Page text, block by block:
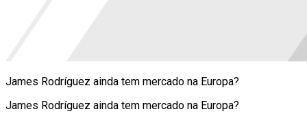
James Rodríguez ainda tem mercado na Europa?
James Rodríguez ainda tem mercado na Europa?